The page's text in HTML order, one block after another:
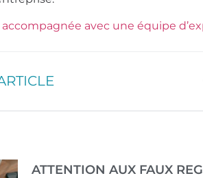
avec une équipe
ATTENTION AUX FAUX